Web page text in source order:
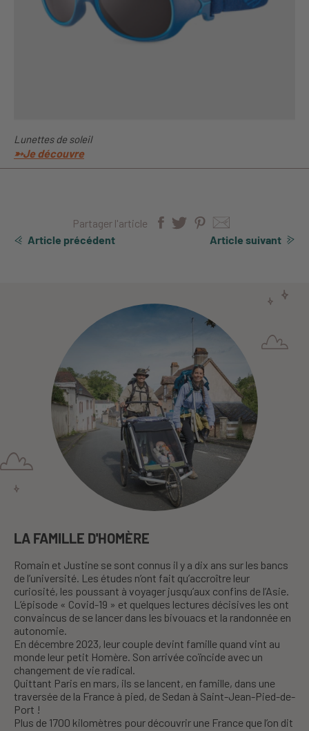
Lunettes de soleil
➳Jedécouvre
Partager l'article
Article précédent
Article suivant
LA FAMILLE D'HOMÈRE
Romain et Justine se sont connus il y a dix ans sur les bancs
de l’université. Les études n’ont fait qu’accroître leur
curiosité, les poussant à voyager jusqu’aux confins de l’Asie.
L’épisode « Covid-19 » et quelques lectures décisives les ont
convaincus de se lancer dans les bivouacs et la randonnée en
autonomie.
En décembre 2023, leur couple devint famille quand vint au
monde leur petit Homère. Son arrivée coïncide avec un
changement de vie radical.
Quittant Paris en mars, ils se lancent, en famille, dans une
traversée de la France à pied, de Sedan à Saint-Jean-Pied-de-
Port !
Plus de 1700 kilomètres pour découvrir une France que l’on dit